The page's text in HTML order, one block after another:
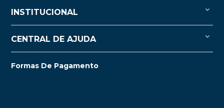
INSTITUCIONAL
CENTRAL DE AJUDA
Formas De Pagamento